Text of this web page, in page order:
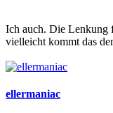
Ich auch. Die Lenkung
vielleicht kommt das
ellermaniac